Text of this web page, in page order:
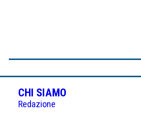
CHI SIAMO
Redazione